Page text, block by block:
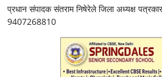
प्रधान संपादक संतराम निषेरेले जिला अध्यक्ष
9407268810